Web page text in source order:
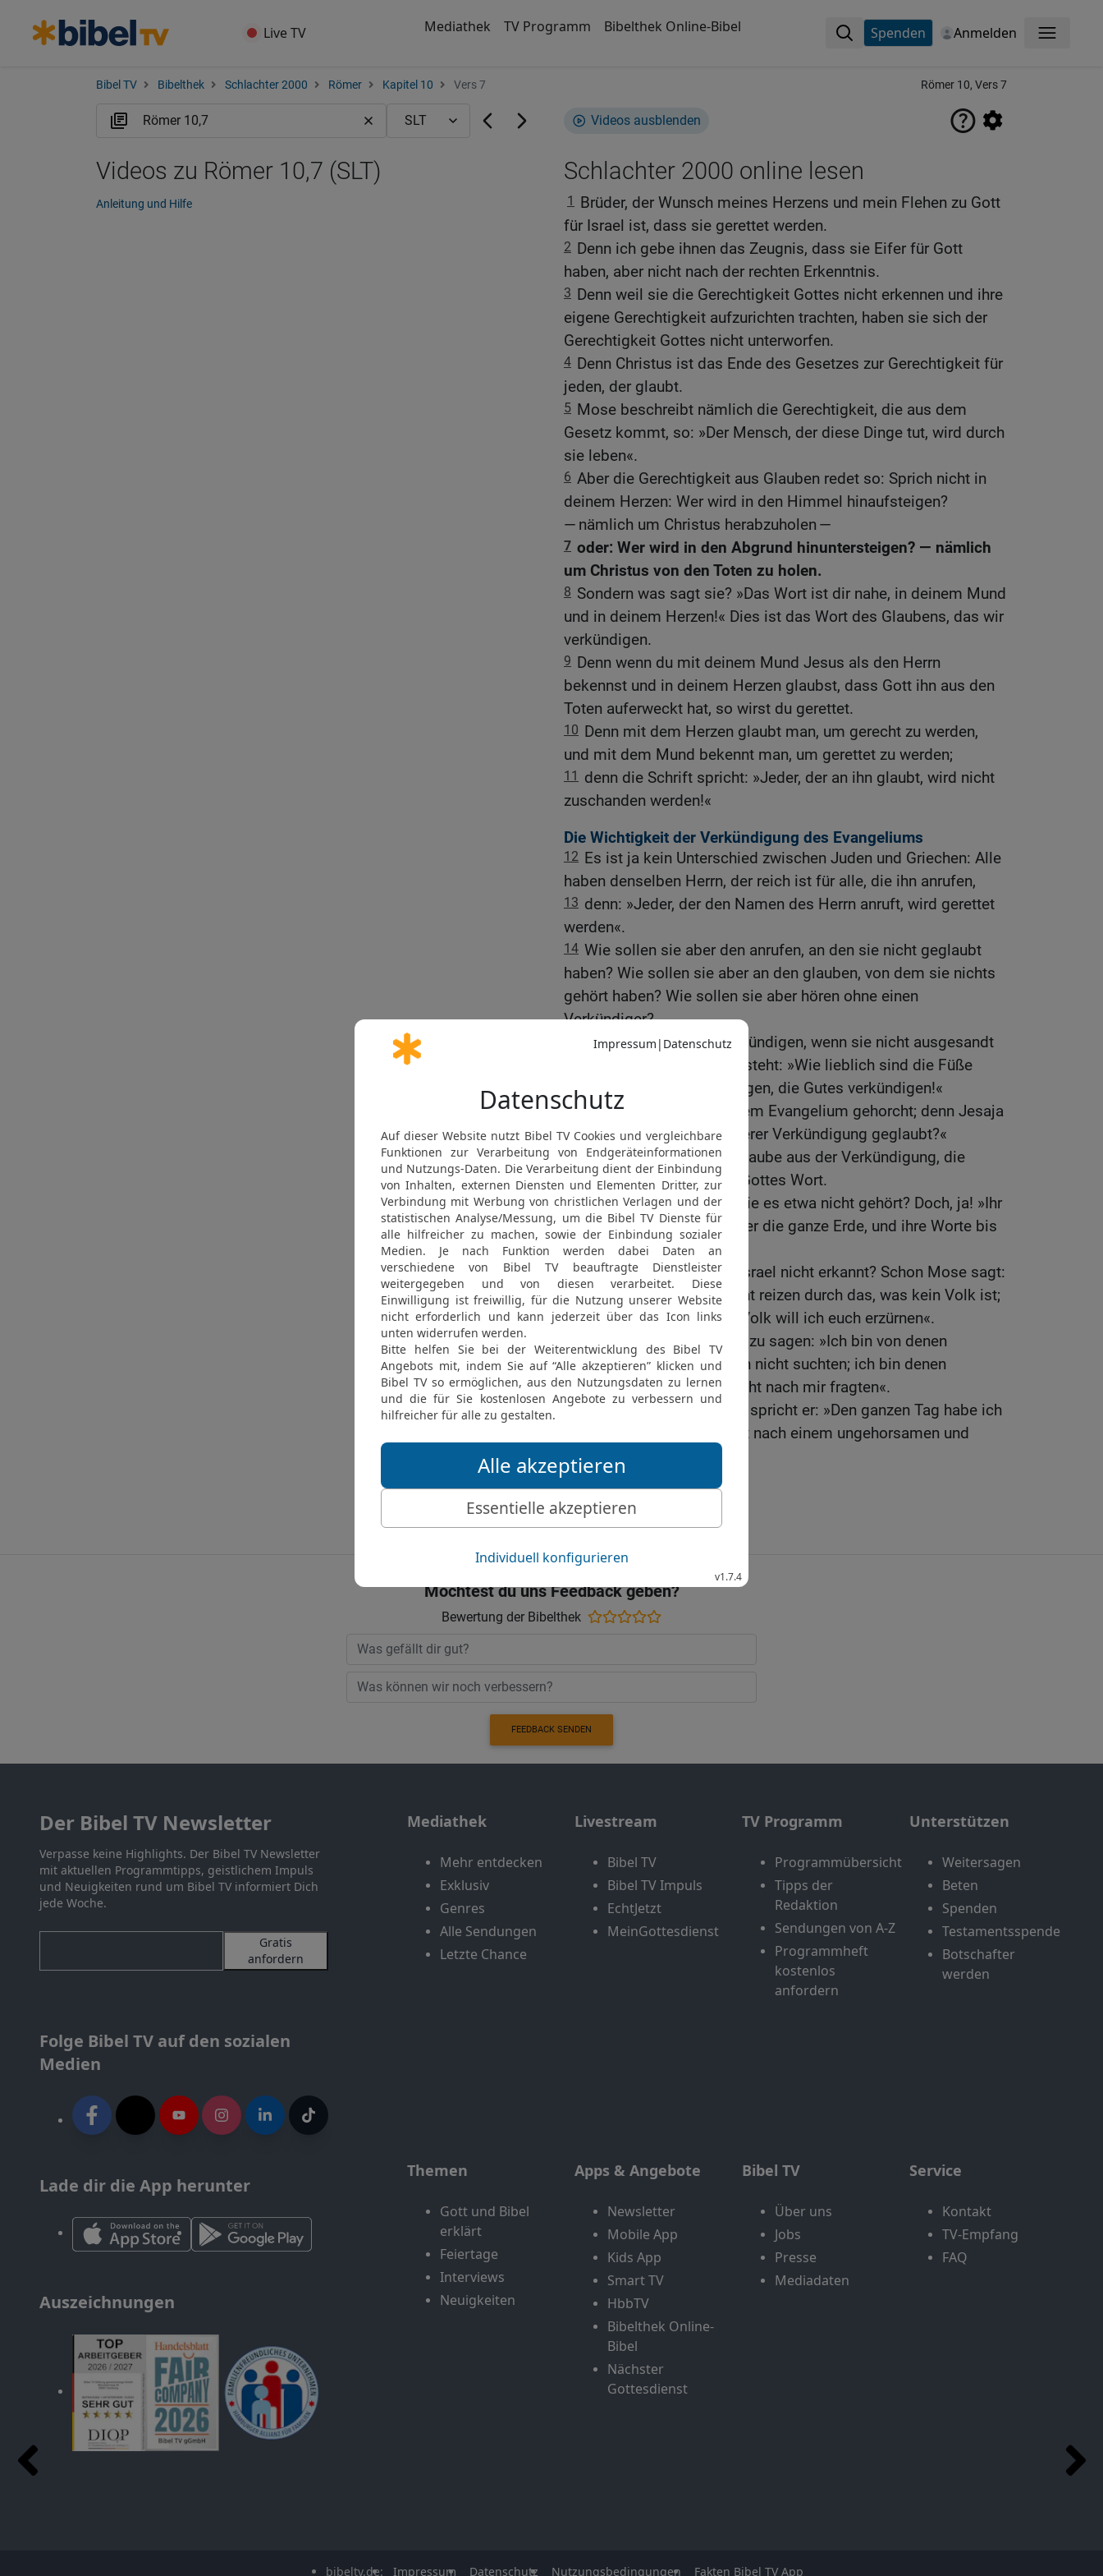
Live TV Mediathek TV Programm Bibelthek Online-Bibel Spenden Anmelden Menü
Bibel TV Bibelthek Schlachter 2000 Römer Kapitel 10 Vers 7 Römer 10, Vers 7
Videos ausblenden
Schlachter 2000 online lesen
1 Brüder, der Wunsch meines Herzens und mein Flehen zu Gott
für Israel ist, dass sie gerettet werden.
2 Denn ich gebe ihnen das Zeugnis, dass sie Eifer für Gott
haben, aber nicht nach der rechten Erkenntnis.
3 Denn weil sie die Gerechtigkeit Gottes nicht erkennen und ihre
eigene Gerechtigkeit aufzurichten trachten, haben sie sich der
Gerechtigkeit Gottes nicht unterworfen.
4 Denn Christus ist das Ende des Gesetzes zur Gerechtigkeit für
jeden, der glaubt.
5 Mose beschreibt nämlich die Gerechtigkeit, die aus dem
Gesetz kommt, so: »Der Mensch, der diese Dinge tut, wird durch
sie leben«.
6 Aber die Gerechtigkeit aus Glauben redet so: Sprich nicht in
deinem Herzen: Wer wird in den Himmel hinaufsteigen?
— nämlich um Christus herabzuholen —
7 oder: Wer wird in den Abgrund hinuntersteigen? — nämlich
um Christus von den Toten zu holen.
8 Sondern was sagt sie? »Das Wort ist dir nahe, in deinem Mund
und in deinem Herzen!« Dies ist das Wort des Glaubens, das wir
verkündigen.
9 Denn wenn du mit deinem Mund Jesus als den Herrn
bekennst und in deinem Herzen glaubst, dass Gott ihn aus den
Toten auferweckt hat, so wirst du gerettet.
10 Denn mit dem Herzen glaubt man, um gerecht zu werden,
und mit dem Mund bekennt man, um gerettet zu werden;
11 denn die Schrift spricht: »Jeder, der an ihn glaubt, wird nicht
zuschanden werden!«
Die Wichtigkeit der Verkündigung des Evangeliums
12 Es ist ja kein Unterschied zwischen Juden und Griechen: Alle
haben denselben Herrn, der reich ist für alle, die ihn anrufen,
13 denn: »Jeder, der den Namen des Herrn anruft, wird gerettet
werden«.
14 Wie sollen sie aber den anrufen, an den sie nicht geglaubt
haben? Wie sollen sie aber an den glauben, von dem sie nichts
gehört haben? Wie sollen sie aber hören ohne einen
Verkündiger?
Wie sollen sie aber verkündigen, wenn sie nicht ausgesandt
werden? Wie geschrieben steht: »Wie lieblich sind die Füße
derer, die Frieden verkündigen, die Gutes verkündigen!«
16 Aber nicht alle haben dem Evangelium gehorcht; denn Jesaja
spricht: »Herr, wer hat unserer Verkündigung geglaubt?«
17
Demnach kommt der Glaube aus der Verkündigung, die
Verkündigung aber durch Gottes Wort.
18 Aber ich frage: Haben sie es etwa nicht gehört? Doch, ja! »Ihr
Schall ist ausgegangen über die ganze Erde, und ihre Worte bis
ans Ende des Erdkreises.«
19 Aber ich frage: Hat es Israel nicht erkannt? Schon Mose sagt:
»Ich will euch zur Eifersucht reizen durch das, was kein Volk ist;
durch ein unverständiges Volk will ich euch erzürnen«.
Jesaja aber wagt sogar zu sagen: »Ich bin von denen
gefunden worden, die mich nicht suchten; ich bin denen
offenbar geworden, die nicht nach mir fragten«.
21
In Bezug auf Israel aber spricht er: »Den ganzen Tag habe ich
meine Hände ausgestreckt nach einem ungehorsamen und
widerspenstigen Volk!«
© 2000 Genfer Bibelgesellschaft
Videos zu Römer 10,7 (SLT)
Anleitung und Hilfe
Möchtest du uns Feedback geben?
Bewertung der Bibelthek
FEEDBACK SENDEN
Der Bibel TV Newsletter
Verpasse keine Highlights. Der Bibel TV Newsletter
mit aktuellen Programmtipps, geistlichem Impuls
und Neuigkeiten rund um Bibel TV informiert Dich
jede Woche.
Gratis
anfordern
Folge Bibel TV auf den sozialen
Medien
Lade dir die App herunter
Auszeichnungen
Mediathek
Mehr entdecken
Exklusiv
Genres
Alle Sendungen
Letzte Chance
Livestream
Bibel TV
Bibel TV Impuls
EchtJetzt
MeinGottesdienst
TV Programm
Programmübersicht
Tipps der
Redaktion
Sendungen von A-Z
Programmheft
kostenlos
anfordern
Unterstützen
Weitersagen
Beten
Spenden
Testamentsspende
Botschafter
werden
Themen
Gott und Bibel
erklärt
Feiertage
Interviews
Neuigkeiten
Apps & Angebote
Newsletter
Mobile App
Kids App
Smart TV
HbbTV
Bibelthek Online-
Bibel
Nächster
Gottesdienst
Bibel TV
Über uns
Jobs
Presse
Mediadaten
Service
Kontakt
TV-Empfang
FAQ
bibeltv.de: Impressum Datenschutz Nutzungsbedingungen Fakten Bibel TV App